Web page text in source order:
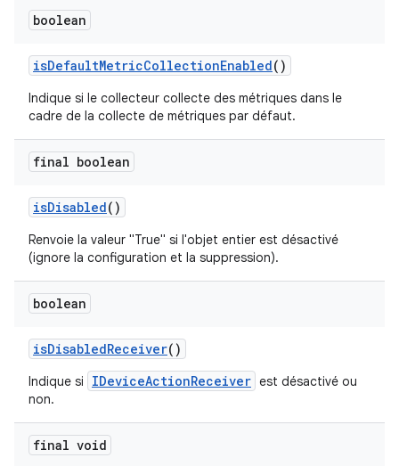
boolean
isDefaultMetricCollectionEnabled()
Indique si le collecteur collecte des métriques dans le
cadre de la collecte de métriques par défaut.
final boolean
isDisabled()
Renvoie la valeur "True" si l'objet entier est désactivé
(ignore la configuration et la suppression).
boolean
isDisabledReceiver()
Indique si IDeviceActionReceiver est désactivé ou
non.
final void